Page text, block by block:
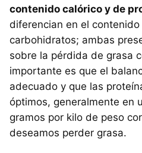
contenido calórico y de
diferencian en el
carbohidratos; ambas
sobre la pérdida de grasa
importante es que el
adecuado y que las
óptimos, generalmente en
gramos por kilo de peso
deseamos perder grasa.